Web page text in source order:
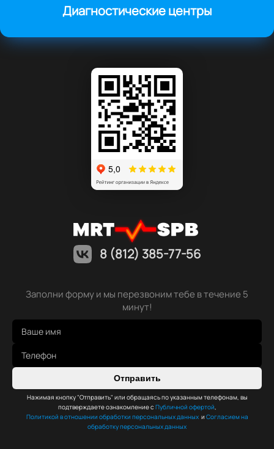
Диагностические центры
8 (812) 385-77-56
Заполни форму и мы перезвоним тебе в течение 5
минут!
Отправить
Нажимая кнопку "Отправить" или обращаясь по указанным телефонам, вы
подтверждаете ознакомление с Публичной офертой,
Политикой в отношении обработки персональных данных и Согласием на
обработку персональных данных